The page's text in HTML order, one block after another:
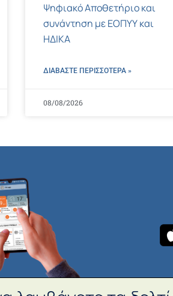
Ψηφιακό Αποθετήριο και
συνάντηση με ΕΟΠΥΥ και
ΗΔΙΚΑ
ΔΙΑΒΑΣΤΕ ΠΕΡΙΣΣΌΤΕΡΑ »
08/08/2026